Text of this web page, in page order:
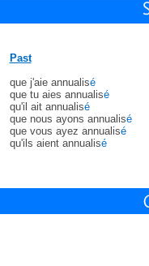
Past
que j'aie annualisé
que tu aies annualisé
qu'il ait annualisé
que nous ayons annualisé
que vous ayez annualisé
qu'ils aient annualisé